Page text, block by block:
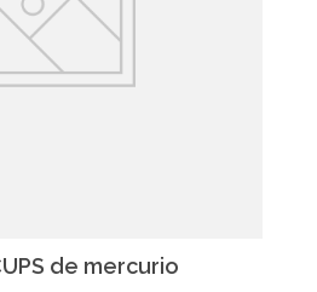
de mercurio